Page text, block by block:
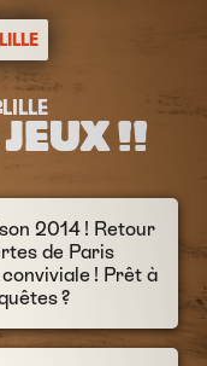
LILLE
LILLE
!!
2014 ! Retour
de Paris
! Prêt à
?